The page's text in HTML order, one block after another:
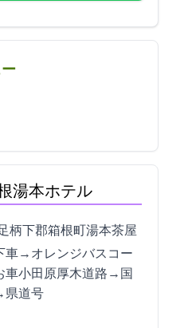
湯本ホテル
柄下郡箱根町湯本茶屋97
車→オレンジバスBコー
車/小田原厚木道路→国
道732号